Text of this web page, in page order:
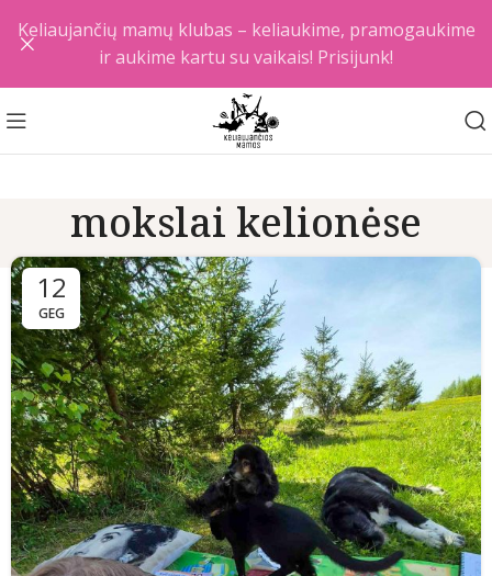
mokslai kelionėse
12
GEG
Keliaujančių mamų klubas – keliaukime, pramogaukime
ir aukime kartu su vaikais! Prisijunk!